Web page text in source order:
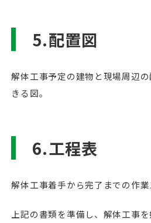
5.配置図
解体工事予定の建物と現場周辺
きる図。
6.工程表
解体工事着手から完了までの作業
上記の書類を準備し、解体工事